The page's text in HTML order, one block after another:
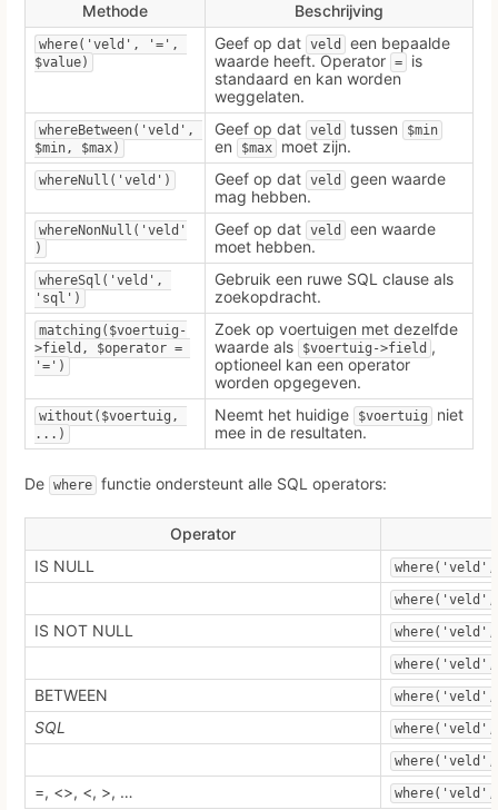
Methode Beschrijving
where('veld', '=',
$value)
Geef op dat veld
een bepaalde
waarde heeft. Operator =
is
standaard en kan worden
weggelaten.
whereBetween('veld',
$min, $max)
Geef op dat veld tussen $min
en $max moet zijn.
whereNull('veld') Geef op dat veld
geen waarde
mag hebben.
whereNonNull('veld'
)
Geef op dat veld
een waarde
moet hebben.
whereSql('veld',
'sql')
Gebruik een ruwe SQL clause als
zoekopdracht.
matching($voertuig-
>field, $operator =
'=')
Zoek op voertuigen met dezelfde
waarde als
$voertuig->field ,
optioneel kan een operator
worden opgegeven.
without($voertuig,
...)
Neemt het huidige $voertuig
niet
mee in de resultaten.
De where functie ondersteunt alle SQL operators:
Operator
IS NULL
IS NOT NULL
BETWEEN where('veld',
SQL
where('veld',
=, <>, <, >, …